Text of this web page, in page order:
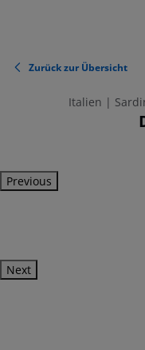
Zurück zur Übersicht
Italien |
Previous
Next